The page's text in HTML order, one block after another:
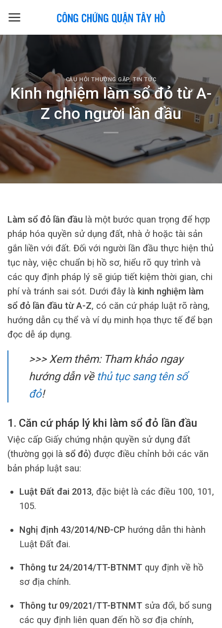
CÂU HỎI THƯỜNG GẶP,TIN TỨC
Kinh nghiệm làm sổ đỏ từ A-
Z cho người lần đầu
Làm sổ đỏ lần đầu là một bước quan trọng để hợp
pháp hóa quyền sử dụng đất, nhà ở hoặc tài sản
gắn liền với đất. Đối với người lần đầu thực hiện thủ
tục này, việc chuẩn bị hồ sơ, hiểu rõ quy trình và
các quy định pháp lý sẽ giúp tiết kiệm thời gian, chi
phí và tránh sai sót. Dưới đây là kinh nghiệm làm
sổ đỏ lần đầu từ A-Z, có căn cứ pháp luật rõ ràng,
hướng dẫn cụ thể và ví dụ minh họa thực tế để bạn
đọc dễ áp dụng.
>>> Xem thêm: Tham khảo ngay
hướng dẫn về thủ tục sang tên sổ
đỏ!
1. Căn cứ pháp lý khi làm sổ đỏ lần đầu
Việc cấp Giấy chứng nhận quyền sử dụng đất
(thường gọi là sổ đỏ) được điều chỉnh bởi các văn
bản pháp luật sau:
Luật Đất đai 2013, đặc biệt là các điều 100, 101,
105.
Nghị định 43/2014/NĐ-CP hướng dẫn thi hành
Luật Đất đai.
Thông tư 24/2014/TT-BTNMTquy định về hồ
sơ địa chính.
Thông tư 09/2021/TT-BTNMTsửa đổi, bổ sung
các quy định liên quan đến hồ sơ địa chính,